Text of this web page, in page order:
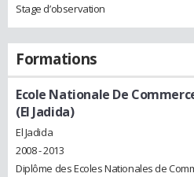
Stage d’observation
Formations
Ecole Nationale De
(El Jadida)
El Jadida
2008 - 2013
Diplôme des Ecoles Nationales de